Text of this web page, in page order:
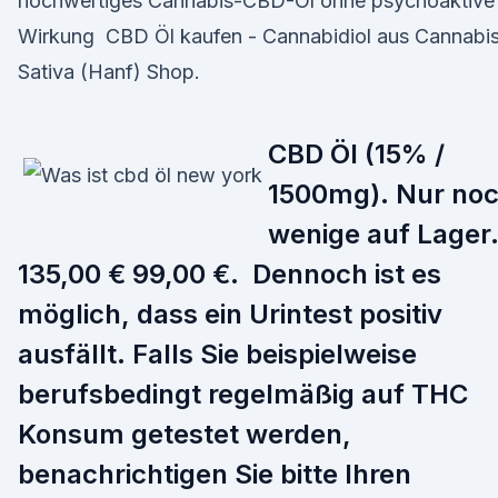
Wirkung CBD Öl kaufen - Cannabidiol aus
Sativa (Hanf) Shop.
CBD Öl (15% /
1500mg). Nur
wenige auf Lager.
135,00 € 99,00 €. Dennoch ist es
möglich, dass ein Urintest positiv
ausfällt. Falls Sie beispielweise
berufsbedingt regelmäßig auf THC
Konsum getestet werden,
benachrichtigen Sie bitte Ihren